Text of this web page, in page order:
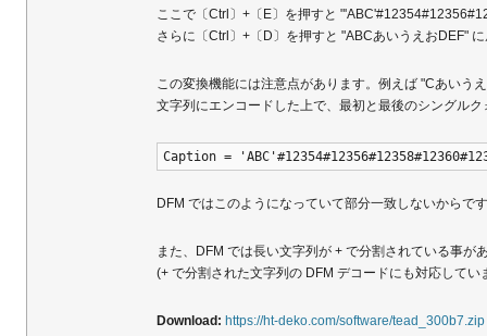
ここで〔Ctrl〕+〔E〕を押すと
さらに〔Ctrl〕+〔D〕を押すと "ABCあいうえおDEF"
この変換機能には注意点があります。例えば "Cあい
文字列にエンコードした上で、最初と最後のシングル
Caption =
DFM ではこのようになっていて部分一致しないからで
また、DFM では長い文字列が + で分割されている事
(+ で分割された文字列の DFM デコードにも対応してい
Download: https://ht-deko.com/software/tead_300b7.zip